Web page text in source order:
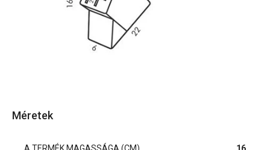
Méretek